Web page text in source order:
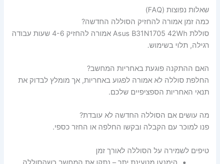
שאלות נפוצות (FAQ)
כמה זמן אמורה להחזיק הסוללה החדשה?
סוללת Asus B31N1705 42Wh אמורה להחזיק 4-6 שעות עבודה
רגילה, תלוי בשימוש.
האם ההתקנה פוגעת באחריות המחשב?
החלפת סוללה לא אמורה לפגוע באחריות, אך מומלץ לבדוק את
תנאי האחריות הספציפיים שלכם.
מה עושים אם הסוללה החדשה לא עובדת?
פנו למוכר עם הקבלה ובקשו החלפה או החזר כספי.
טיפים לשמירה על הסוללה לאורך זמן